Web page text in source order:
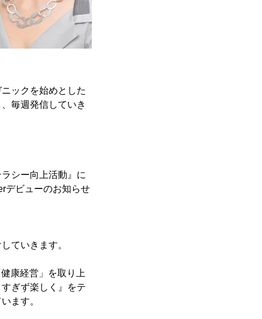
ックを始めとした
毎週発信していき
シー向上活動』に
デビューのお知らせ
ていきます。
康経営」を取り上
ぎず楽しく』をテ
ます。